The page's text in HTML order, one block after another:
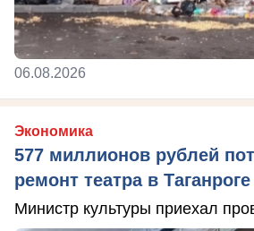
06.08.2026
Экономика
577 миллионов рублей
ремонт театра в Таганроге
Министр культуры приехал